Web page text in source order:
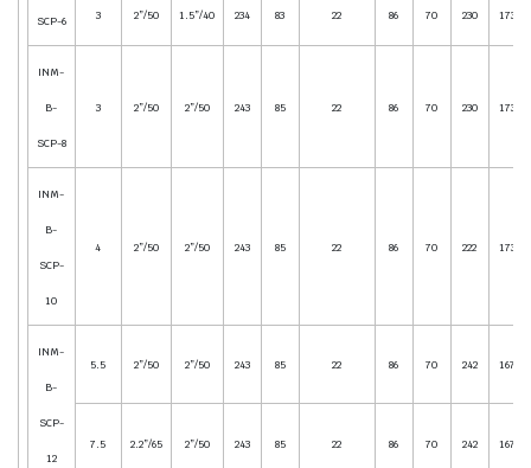
SCP-6 3 2”/50 1.5”/40 234 83 22 86 70 230 173
INM-
B-
SCP-8
3 2”/50 2”/50 243 85 22 86 70 230 173
INM-
B-
SCP-
10
4 2”/50 2”/50 243 85 22 86 70 222 173
INM-
B-
SCP-
12
5.5 2”/50 2”/50 243 85 22 86 70 242 167
7.5 2.2”/65 2”/50 243 85 22 86 70 242 167